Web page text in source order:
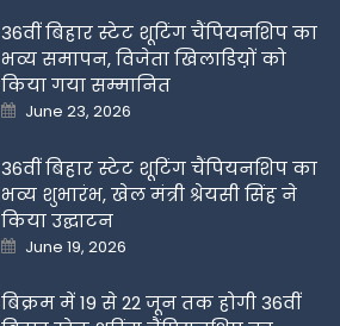
36वीं बिहार स्टेट शूटिंग चैंपियनशिप का
भव्य समापन, विजेता खिलाडिय़ों को
किया गया सम्मानित
Posted
on
June 23, 2026
36वीं बिहार स्टेट शूटिंग चैंपियनशिप का
भव्य शुभारंभ, खेल मंत्री श्रेयसी सिंह ने
किया उद्घाटन
Posted
on
June 19, 2026
बिक्रम में 19 से 22 जून तक होगी 36वीं